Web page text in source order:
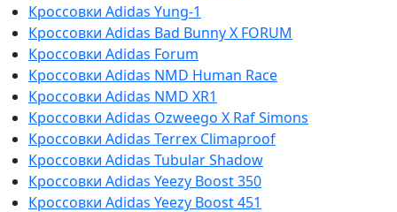
Кроссовки Adidas Yung-1
Кроссовки Adidas Bad Bunny X FORUM
Кроссовки Adidas Forum
Кроссовки Adidas NMD Human Race
Кроссовки Adidas NMD XR1
Кроссовки Adidas Ozweego Х Raf Simons
Кроссовки Adidas Terrex Climaproof
Кроссовки Adidas Tubular Shadow
Кроссовки Adidas Yeezy Boost 350
Кроссовки Adidas Yeezy Boost 451